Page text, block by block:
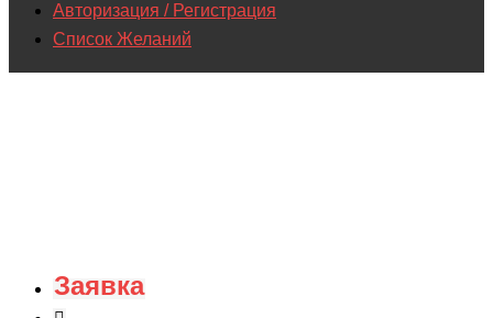
Авторизация / Регистрация
Список Желаний
Заявка